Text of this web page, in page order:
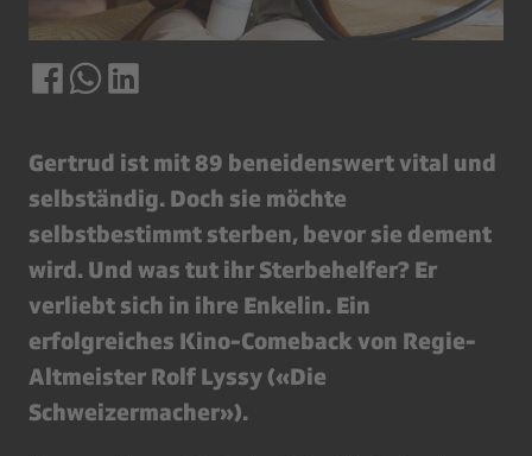
Gertrud ist mit 89 beneidenswert vital und
selbständig. Doch sie möchte
selbstbestimmt sterben, bevor sie dement
wird. Und was tut ihr Sterbehelfer? Er
verliebt sich in ihre Enkelin. Ein
erfolgreiches Kino-Comeback von Regie-
Altmeister Rolf Lyssy («Die
Schweizermacher»).